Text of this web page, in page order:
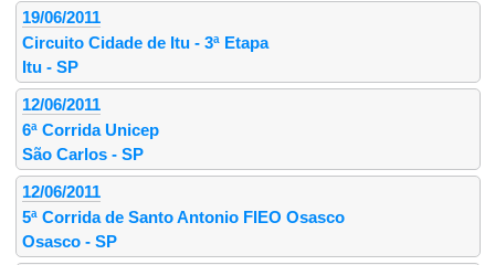
19/06/2011
Circuito Cidade de Itu - 3ª Etapa
Itu - SP
12/06/2011
6ª Corrida Unicep
São Carlos - SP
12/06/2011
5ª Corrida de Santo Antonio FIEO Osasco
Osasco - SP